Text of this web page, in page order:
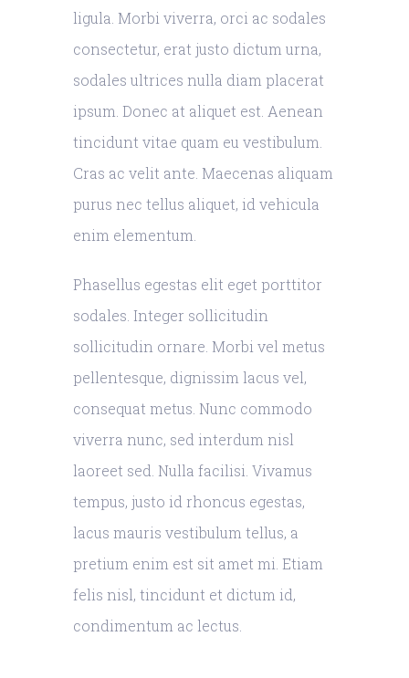
ligula. Morbi viverra, orci ac sodales
consectetur, erat justo dictum urna,
sodales ultrices nulla diam placerat
ipsum. Donec at aliquet est. Aenean
tincidunt vitae quam eu vestibulum.
Cras ac velit ante. Maecenas aliquam
purus nec tellus aliquet, id vehicula
enim elementum.
Phasellus egestas elit eget porttitor
sodales. Integer sollicitudin
sollicitudin ornare. Morbi vel metus
pellentesque, dignissim lacus vel,
consequat metus. Nunc commodo
viverra nunc, sed interdum nisl
laoreet sed. Nulla facilisi. Vivamus
tempus, justo id rhoncus egestas,
lacus mauris vestibulum tellus, a
pretium enim est sit amet mi. Etiam
felis nisl, tincidunt et dictum id,
condimentum ac lectus.